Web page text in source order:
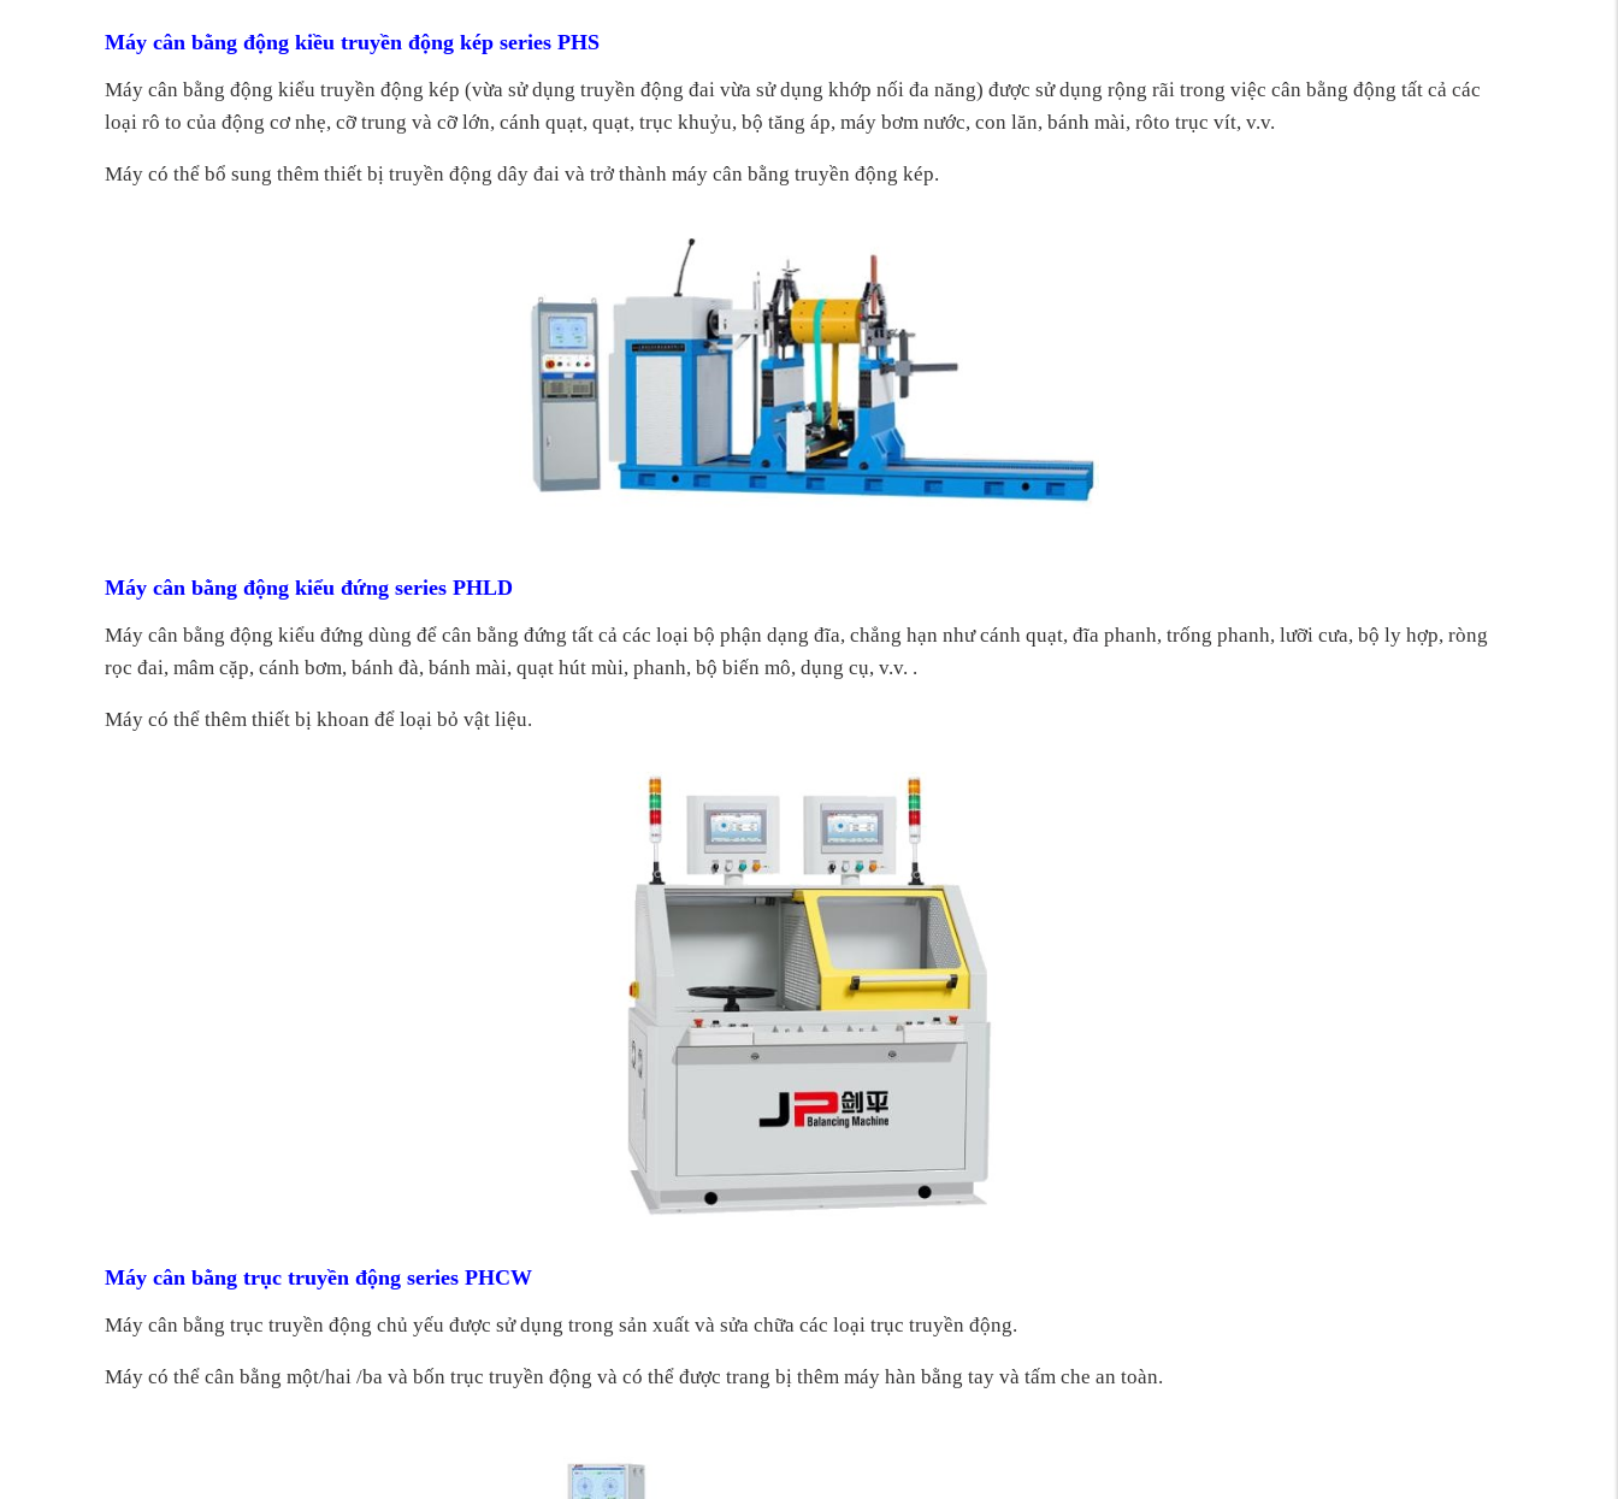
Máy cân bằng động kiều truyền động kép series PHS
Máy cân bằng động kiểu truyền động kép (vừa sử dụng truyền động đai vừa sử dụng khớp nối đa năng) được sử dụng rộng rãi trong việc cân bằng động tất cả các
loại rô to của động cơ nhẹ, cỡ trung và cỡ lớn, cánh quạt, quạt, trục khuỷu, bộ tăng áp, máy bơm nước, con lăn, bánh mài, rôto trục vít, v.v.
Máy có thể bổ sung thêm thiết bị truyền động dây đai và trở thành máy cân bằng truyền động kép.
Máy cân bằng động kiểu đứng series PHLD
Máy cân bằng động kiểu đứng dùng để cân bằng đứng tất cả các loại bộ phận dạng đĩa, chẳng hạn như cánh quạt, đĩa phanh, trống phanh, lưỡi cưa, bộ ly hợp, ròng
rọc đai, mâm cặp, cánh bơm, bánh đà, bánh mài, quạt hút mùi, phanh, bộ biến mô, dụng cụ, v.v. .
Máy có thể thêm thiết bị khoan để loại bỏ vật liệu.
Máy cân bằng trục truyền động series PHCW
Máy cân bằng trục truyền động chủ yếu được sử dụng trong sản xuất và sửa chữa các loại trục truyền động.
Máy có thể cân bằng một/hai /ba và bốn trục truyền động và có thể được trang bị thêm máy hàn bằng tay và tấm che an toàn.